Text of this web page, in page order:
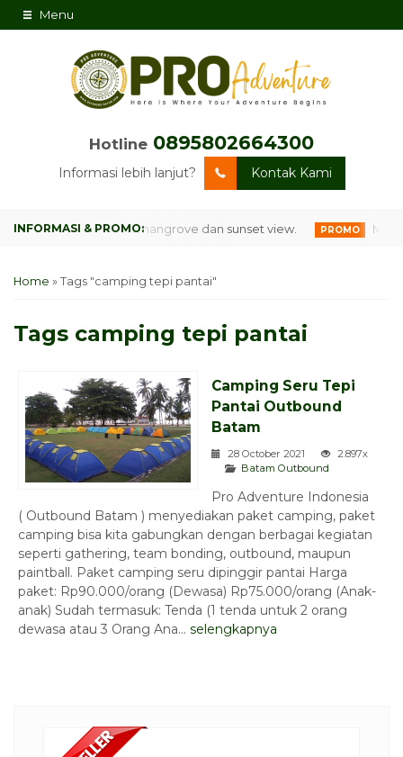
Menu
Hotline 0895802664300
Informasi lebih lanjut? Kontak Kami
dikelilingi hutan mangrove dan sunset view. PROMO
Home » Tags "camping tepi pantai"
Tags camping tepi pantai
Camping Seru Tepi
Pantai Outbound
Batam
28 October 2021
2.897x
Batam Outbound
Pro Adventure Indonesia
( Outbound Batam ) menyediakan paket camping, paket
camping bisa kita gabungkan dengan berbagai kegiatan
seperti gathering, team bonding, outbound, maupun
paintball. Paket camping seru dipinggir pantai Harga
paket: Rp90.000/orang (Dewasa) Rp75.000/orang (Anak-
anak) Sudah termasuk: Tenda (1 tenda untuk 2 orang
dewasa atau 3 Orang Ana... selengkapnya